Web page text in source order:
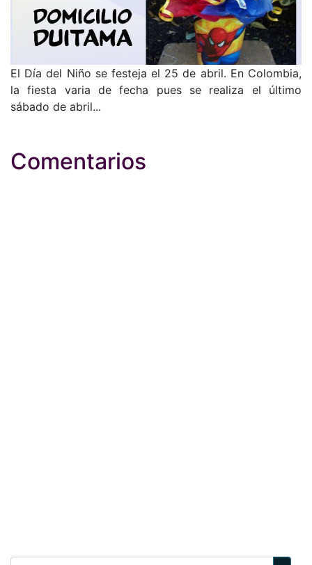
El Día del Niño se festeja el 25 de abril. En Colombia,
la fiesta varia de fecha pues se realiza el último
sábado de abril...
Comentarios